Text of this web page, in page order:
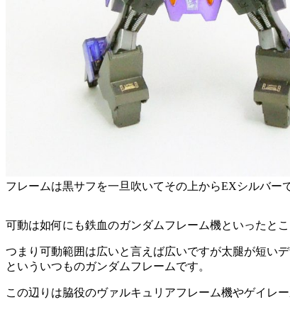
フレームは黒サフを一旦吹いてその上からEXシルバー
可動は如何にも鉄血のガンダムフレーム機といったと
つまり可動範囲は広いと言えば広いですが太腿が短い
といういつものガンダムフレームです。
この辺りは脇役のヴァルキュリアフレーム機やゲイレ